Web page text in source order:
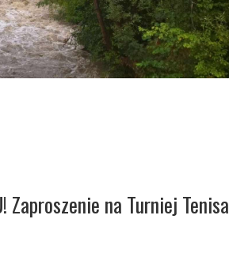
Zaproszenie na Turniej Tenisa